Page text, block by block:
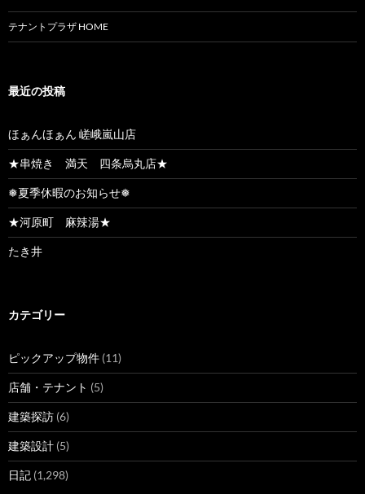
テナントプラザ HOME
最近の投稿
ほぁんほぁん 嵯峨嵐山店
★串焼き 満天 四条烏丸店★
❅夏季休暇のお知らせ❅
★河原町 麻辣湯★
たき井
カテゴリー
ピックアップ物件 (11)
店舗・テナント (5)
建築探訪 (6)
建築設計 (5)
日記 (1,298)